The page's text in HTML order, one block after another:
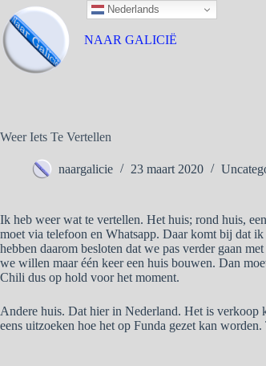
NAAR GALICIË
Weer Iets Te Vertellen
naargalicie 23 maart 2020
Ik heb weer wat te vertellen. Het huis; rond huis,
moet via telefoon en Whatsapp. Daar komt bij dat
hebben daarom besloten dat we pas verder gaan
we willen maar één keer een huis bouwen. Dan
Chili dus op hold voor het moment.
Andere huis. Dat hier in Nederland. Het is verkoop
eens uitzoeken hoe het op Funda gezet kan
Nederlands